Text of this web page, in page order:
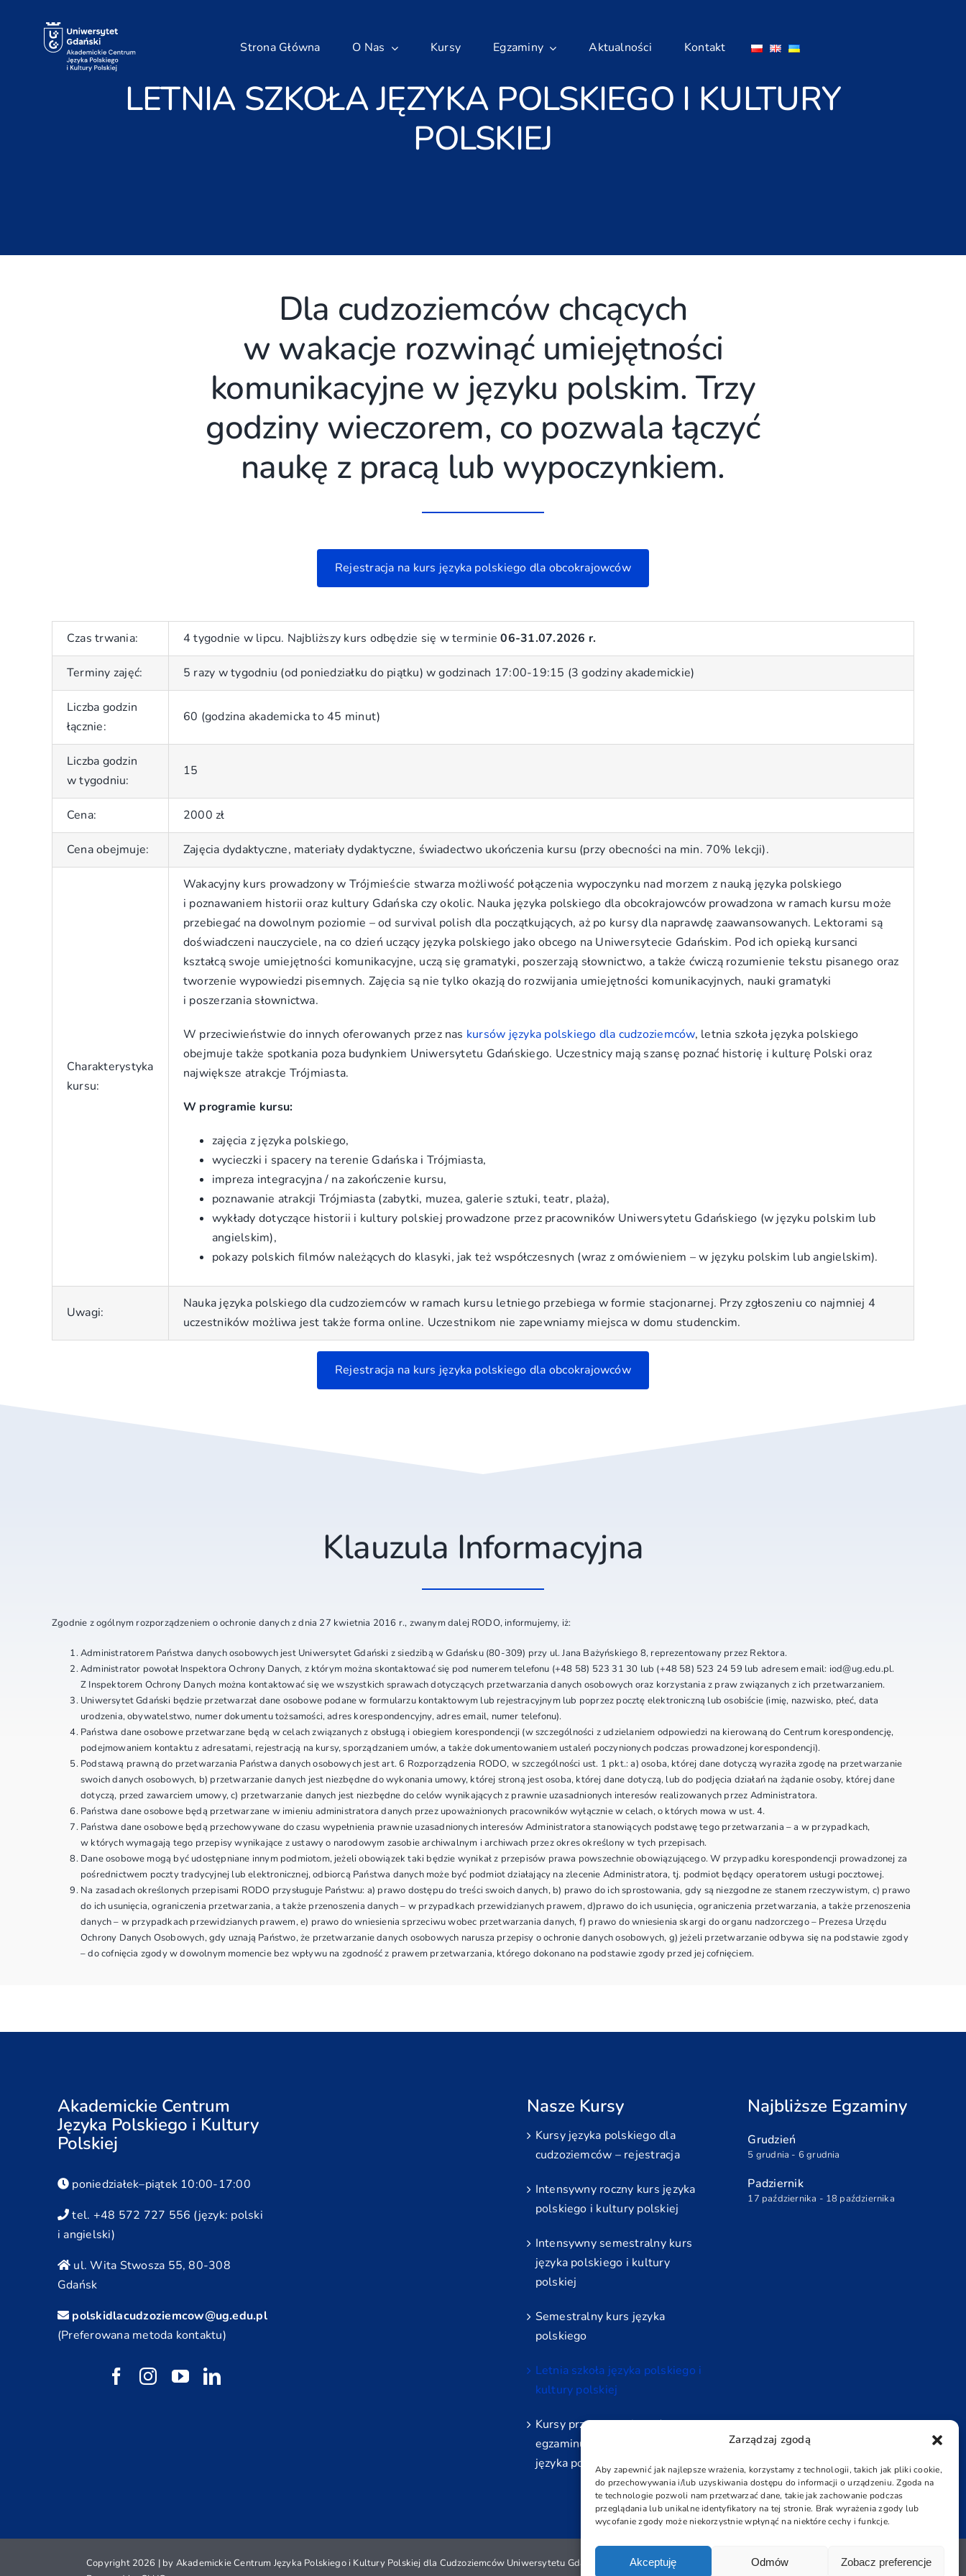
Zarządzaj zgodą
Aby zapewnić jak najlepsze wrażenia, korzystamy z technologii, takich jak pliki cookie,
do przechowywania i/lub uzyskiwania dostępu do informacji o urządzeniu. Zgoda na
te technologie pozwoli nam przetwarzać dane, takie jak zachowanie podczas
przeglądania lub unikalne identyfikatory na tej stronie. Brak wyrażenia zgody lub
wycofanie zgody może niekorzystnie wpłynąć na niektóre cechy i funkcje.
Akceptuję Odmów Zobacz preferencje
zawartości
Strona Główna O Nas Kursy Egzaminy Aktualności Kontakt
LETNIA SZKOŁA JĘZYKA POLSKIEGO I KULTURY
POLSKIEJ
Dla cudzoziemców chcących
w wakacje rozwinąć umiejętności
komunikacyjne w języku polskim. Trzy
godziny wieczorem, co pozwala łączyć
naukę z pracą lub wypoczynkiem.
Rejestracja na kurs języka polskiego dla obcokrajowców
Czas trwania: 4 tygodnie w lipcu. Najbliższy kurs odbędzie się w terminie06-31.07.2026 r.
Terminy zajęć: 5 razy w tygodniu (od poniedziałku do piątku) w godzinach 17:00-19:15 (3 godziny akademickie)
Liczba godzin
łącznie:
60 (godzina akademicka to 45 minut)
Liczba godzin
w tygodniu:
15
Cena: 2000 zł
Cena obejmuje: Zajęcia dydaktyczne, materiały dydaktyczne, świadectwo ukończenia kursu (przy obecności na min. 70% lekcji).
Charakterystyka
kursu:
Wakacyjny kurs prowadzony w Trójmieście stwarza możliwość połączenia wypoczynku nad morzem z nauką języka polskiego
i poznawaniem historii oraz kultury Gdańska czy okolic. Nauka języka polskiego dla obcokrajowców prowadzona w ramach kursu może
przebiegać na dowolnym poziomie – od survival polish dla początkujących, aż po kursy dla naprawdę zaawansowanych. Lektorami są
doświadczeni nauczyciele, na co dzień uczący języka polskiego jako obcego na Uniwersytecie Gdańskim. Pod ich opieką kursanci
kształcą swoje umiejętności komunikacyjne, uczą się gramatyki, poszerzają słownictwo, a także ćwiczą rozumienie tekstu pisanego oraz
tworzenie wypowiedzi pisemnych. Zajęcia są nie tylko okazją do rozwijania umiejętności komunikacyjnych, nauki gramatyki
i poszerzania słownictwa.
W przeciwieństwie do innych oferowanych przez nas kursów języka polskiego dla cudzoziemców, letnia szkoła języka polskiego
obejmuje także spotkania poza budynkiem Uniwersytetu Gdańskiego. Uczestnicy mają szansę poznać historię i kulturę Polski oraz
największe atrakcje Trójmiasta.
W programie kursu:
zajęcia z języka polskiego,
wycieczki i spacery na terenie Gdańska i Trójmiasta,
impreza integracyjna / na zakończenie kursu,
poznawanie atrakcji Trójmiasta (zabytki, muzea, galerie sztuki, teatr, plaża),
wykłady dotyczące historii i kultury polskiej prowadzone przez pracowników Uniwersytetu Gdańskiego (w języku polskim lub
angielskim),
pokazy polskich filmów należących do klasyki, jak też współczesnych (wraz z omówieniem – w języku polskim lub angielskim).
Uwagi:
Nauka języka polskiego dla cudzoziemców w ramach kursu letniego przebiega w formie stacjonarnej. Przy zgłoszeniu co najmniej 4
uczestników możliwa jest także forma online. Uczestnikom nie zapewniamy miejsca w domu studenckim.
Rejestracja na kurs języka polskiego dla obcokrajowców
Klauzula Informacyjna
Zgodnie z ogólnym rozporządzeniem o ochronie danych z dnia 27 kwietnia 2016 r., zwanym dalej RODO, informujemy, iż:
Administratorem Państwa danych osobowych jest Uniwersytet Gdański z siedzibą w Gdańsku (80-309) przy ul. Jana Bażyńskiego 8, reprezentowany przez Rektora.
Administrator powołał Inspektora Ochrony Danych, z którym można skontaktować się pod numerem telefonu (+48 58) 523 31 30 lub (+48 58) 523 24 59 lub adresem email: iod@ug.edu.pl.
Z Inspektorem Ochrony Danych można kontaktować się we wszystkich sprawach dotyczących przetwarzania danych osobowych oraz korzystania z praw związanych z ich przetwarzaniem.
Uniwersytet Gdański będzie przetwarzał dane osobowe podane w formularzu kontaktowym lub rejestracyjnym lub poprzez pocztę elektroniczną lub osobiście (imię, nazwisko, płeć, data
urodzenia, obywatelstwo, numer dokumentu tożsamości, adres korespondencyjny, adres email, numer telefonu).
Państwa dane osobowe przetwarzane będą w celach związanych z obsługą i obiegiem korespondencji (w szczególności z udzielaniem odpowiedzi na kierowaną do Centrum korespondencję,
podejmowaniem kontaktu z adresatami, rejestracją na kursy, sporządzaniem umów, a także dokumentowaniem ustaleń poczynionych podczas prowadzonej korespondencji).
Podstawą prawną do przetwarzania Państwa danych osobowych jest art. 6 Rozporządzenia RODO, w szczególności ust. 1 pkt.: a) osoba, której dane dotyczą wyraziła zgodę na przetwarzanie
swoich danych osobowych, b) przetwarzanie danych jest niezbędne do wykonania umowy, której stroną jest osoba, której dane dotyczą, lub do podjęcia działań na żądanie osoby, której dane
dotyczą, przed zawarciem umowy, c) przetwarzanie danych jest niezbędne do celów wynikających z prawnie uzasadnionych interesów realizowanych przez Administratora.
Państwa dane osobowe będą przetwarzane w imieniu administratora danych przez upoważnionych pracowników wyłącznie w celach, o których mowa w ust. 4.
Państwa dane osobowe będą przechowywane do czasu wypełnienia prawnie uzasadnionych interesów Administratora stanowiących podstawę tego przetwarzania – a w przypadkach,
w których wymagają tego przepisy wynikające z ustawy o narodowym zasobie archiwalnym i archiwach przez okres określony w tych przepisach.
Dane osobowe mogą być udostępniane innym podmiotom, jeżeli obowiązek taki będzie wynikał z przepisów prawa powszechnie obowiązującego. W przypadku korespondencji prowadzonej za
pośrednictwem poczty tradycyjnej lub elektronicznej, odbiorcą Państwa danych może być podmiot działający na zlecenie Administratora, tj. podmiot będący operatorem usługi pocztowej.
Na zasadach określonych przepisami RODO przysługuje Państwu: a) prawo dostępu do treści swoich danych, b) prawo do ich sprostowania, gdy są niezgodne ze stanem rzeczywistym, c) prawo
do ich usunięcia, ograniczenia przetwarzania, a także przenoszenia danych – w przypadkach przewidzianych prawem, d)prawo do ich usunięcia, ograniczenia przetwarzania, a także przenoszenia
danych – w przypadkach przewidzianych prawem, e) prawo do wniesienia sprzeciwu wobec przetwarzania danych, f) prawo do wniesienia skargi do organu nadzorczego – Prezesa Urzędu
Ochrony Danych Osobowych, gdy uznają Państwo, że przetwarzanie danych osobowych narusza przepisy o ochronie danych osobowych, g) jeżeli przetwarzanie odbywa się na podstawie zgody
– do cofnięcia zgody w dowolnym momencie bez wpływu na zgodność z prawem przetwarzania, którego dokonano na podstawie zgody przed jej cofnięciem.
Akademickie Centrum
Języka Polskiego i Kultury
Polskiej
poniedziałek–piątek 10:00-17:00
tel. +48 572 727 556 (język: polski
i angielski)
ul. Wita Stwosza 55, 80-308
Gdańsk
polskidlacudzoziemcow@ug.edu.pl
(Preferowana metoda kontaktu)
Nasze Kursy
Kursy języka polskiego dla
cudzoziemców – rejestracja
Intensywny roczny kurs języka
polskiego i kultury polskiej
Intensywny semestralny kurs
języka polskiego i kultury
polskiej
Semestralny kurs języka
polskiego
Letnia szkoła języka polskiego i
kultury polskiej
Kursy przygotowujące do
egzaminu certyfikowanego z
języka polskiego jako obcego
Najbliższe Egzaminy
Grudzień
5 grudnia - 6 grudnia
Padziernik
17 października - 18 października
Copyright 2026 | by Akademickie Centrum Języka Polskiego i Kultury Polskiej dla Cudzoziemców Uniwersytetu Gdańskiego | All Rights Reserved |